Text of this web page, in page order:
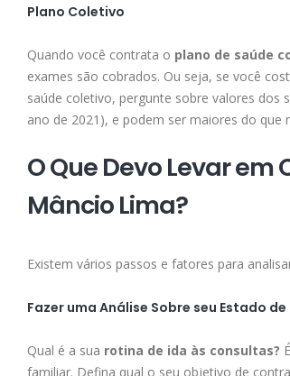
Plano Coletivo
Quando você contrata o plano de saúde
exames são cobrados. Ou seja, se você
saúde coletivo, pergunte sobre valores dos
ano de 2021), e podem ser maiores do que
O Que Devo Levar
Mâncio Lima?
Existem vários passos e fatores para
Fazer uma Análise Sobre seu Estado
Qual é a sua rotina de ida às consultas?
familiar. Defina qual o seu objetivo de